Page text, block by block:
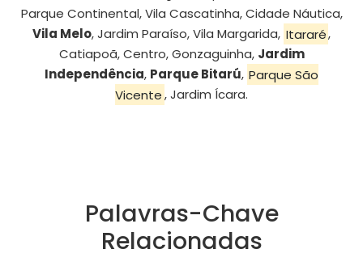
Parque Continental, Vila Cascatinha, Cidade Náutica,
Vila Melo, Jardim Paraíso, Vila Margarida, Itararé,
Catiapoã, Centro, Gonzaguinha, Jardim
Independência, Parque Bitarú, Parque São
Vicente, Jardim Ícara.
Palavras-Chave
Relacionadas